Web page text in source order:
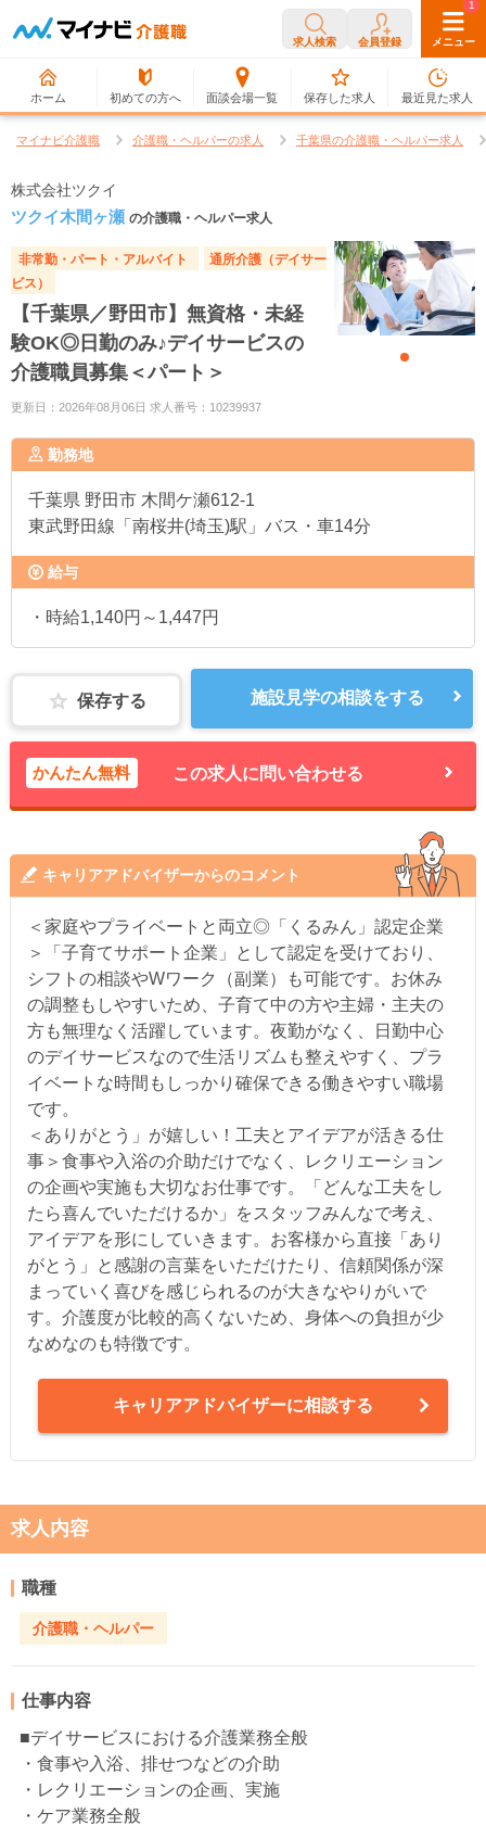
求人検索 会員登録 メニュー
ホーム 初めての方へ 面談会場一覧
0
保存した求人
1
最近見た求人
マイナビ介護職 介護職・ヘルパーの求人 千葉県の介護職・ヘルパー求人
株式会社ツクイ
ツクイ木間ヶ瀬 の介護職・ヘルパー求人
非常勤・パート・アルバイト
通所介護（デイサー
ビス）
【千葉県／野田市】無資格・未経
験OK◎日勤のみ♪デイサービスの
介護職員募集＜パート＞
更新日：2026年08月06日 求人番号：10239937
勤務地
千葉県 野田市 木間ケ瀬612-1
東武野田線「南桜井(埼玉)駅」バス・車14分
給与
・時給1,140円～1,447円
保存する 施設見学の相談をする
かんたん無料 この求人に問い合わせる
キャリアアドバイザーからのコメント
＜家庭やプライベートと両立◎「くるみん」認定企業
＞「子育てサポート企業」として認定を受けており、
シフトの相談やWワーク（副業）も可能です。お休み
の調整もしやすいため、子育て中の方や主婦・主夫の
方も無理なく活躍しています。夜勤がなく、日勤中心
のデイサービスなので生活リズムも整えやすく、プラ
イベートな時間もしっかり確保できる働きやすい職場
です。
＜ありがとう」が嬉しい！工夫とアイデアが活きる仕
事＞食事や入浴の介助だけでなく、レクリエーション
の企画や実施も大切なお仕事です。「どんな工夫をし
たら喜んでいただけるか」をスタッフみんなで考え、
アイデアを形にしていきます。お客様から直接「あり
がとう」と感謝の言葉をいただけたり、信頼関係が深
まっていく喜びを感じられるのが大きなやりがいで
す。介護度が比較的高くないため、身体への負担が少
なめなのも特徴です。
キャリアアドバイザーに相談する
求人内容
職種
介護職・ヘルパー
仕事内容
■デイサービスにおける介護業務全般
・食事や入浴、排せつなどの介助
・レクリエーションの企画、実施
・ケア業務全般